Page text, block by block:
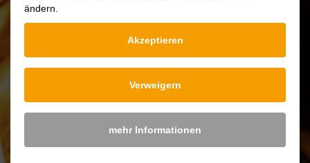
Downloads
ändern.
Akzeptieren
Verweigern
mehr Informationen